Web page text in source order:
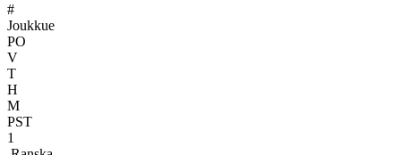
#
Joukkue
PO
V
T
H
M
PST
1